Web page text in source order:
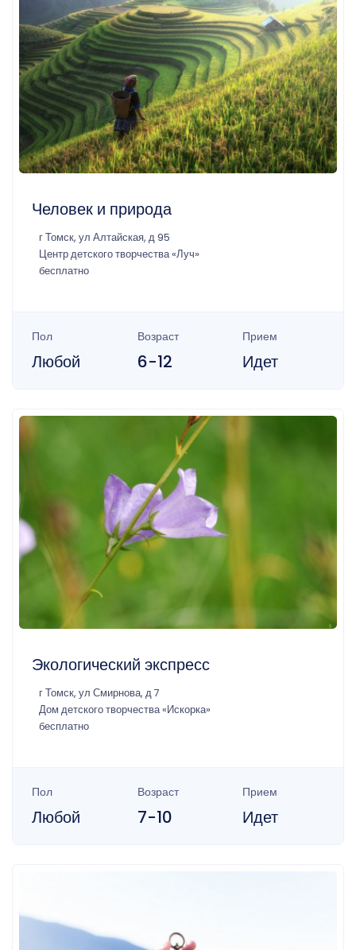
Человек и природа
г Томск, ул Алтайская, д 95
Центр детского творчества «Луч»
бесплатно
Пол
Любой
Возраст
6-12
Прием
Идет
Экологический экспресс
г Томск, ул Смирнова, д 7
Дом детского творчества «Искорка»
бесплатно
Пол
Любой
Возраст
7-10
Прием
Идет